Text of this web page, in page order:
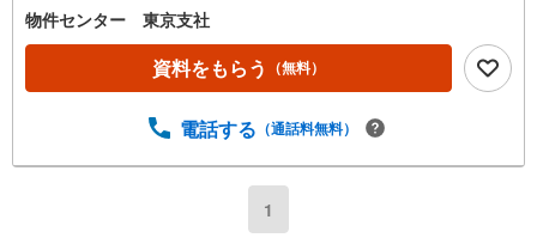
物件センター 東京支社
資料をもらう （無料）
電話する （通話料無料）
1